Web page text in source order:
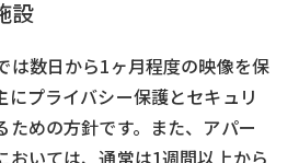
設
は数日から1ヶ月程度の映像を保
にプライバシー保護とセキュリ
ための方針です。また、アパー
おいては、通常は1週間以上から